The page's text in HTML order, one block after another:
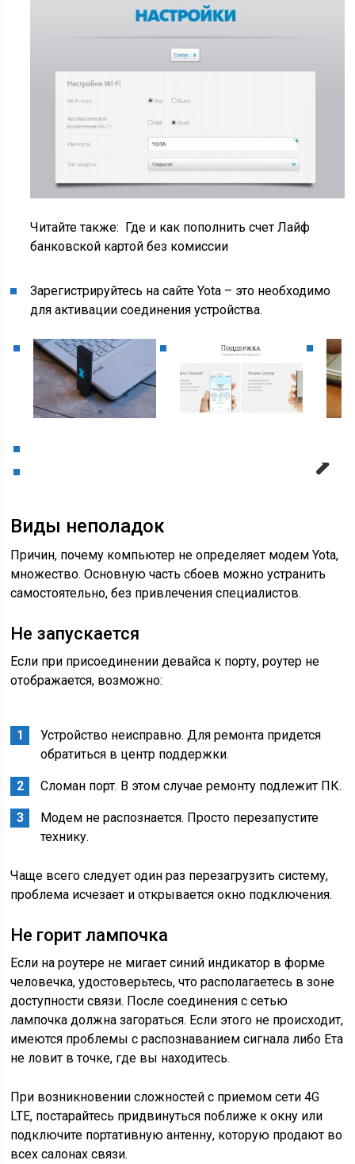
Читайте также: Где и как пополнить счет Лайф
банковской картой без комиссии
Зарегистрируйтесь на сайте Yota – это необходимо
для активации соединения устройства.
Виды неполадок
Причин, почему компьютер не определяет модем Yota,
множество. Основную часть сбоев можно устранить
самостоятельно, без привлечения специалистов.
Не запускается
Если при присоединении девайса к порту, роутер не
отображается, возможно:
Устройство неисправно. Для ремонта придется
обратиться в центр поддержки.
Сломан порт. В этом случае ремонту подлежит ПК.
Модем не распознается. Просто перезапустите
технику.
Чаще всего следует один раз перезагрузить систему,
проблема исчезает и открывается окно подключения.
Не горит лампочка
Если на роутере не мигает синий индикатор в форме
человечка, удостоверьтесь, что располагаетесь в зоне
доступности связи. После соединения с сетью
лампочка должна загораться. Если этого не происходит,
имеются проблемы с распознаванием сигнала либо Ета
не ловит в точке, где вы находитесь.
При возникновении сложностей с приемом сети 4G
LTE, постарайтесь придвинуться поближе к окну или
подключите портативную антенну, которую продают во
всех салонах связи.